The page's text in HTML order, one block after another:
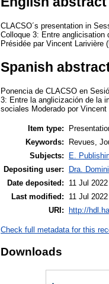
CLACSO´s presentation in
Colloque 3: Entre anglicisation
Présidée par Vincent Larivière
Spanish
Ponencia de CLACSO en
3: Entre la anglicización de la
sociales Moderado por
Item type:
Keywords:
Revues,
Subjects:
E.
Depositing user:
Dra.
Date deposited:
11 Jul
Last modified:
11 Jul
URI:
http://
Check full metadata for this
Downloads